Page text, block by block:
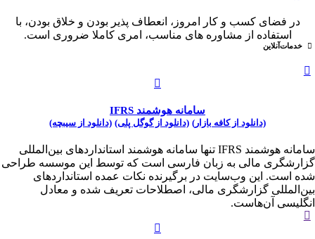
در فضای کسب و کار امروز، انعطاف پذیر بودن و خلاق بودن، با
استفاده از مشاوره های مناسب، امری کاملا ضروری است.
خدمات‌آنلاین
سامانه هوشمند IFRS
(دانلود از کافه بازار) (دانلود از گوگل پلی) (دانلود از سیبچه)
سامانه هوشمند IFRS تنها سامانه هوشمند استاندارد‌های بین‌المللی
گزارشگری مالی به زبان فارسی است که توسط این موسسه طراحی
شده است. این وب‌سایت در برگیرنده نکات عمده استاندارد‌های
بین‌المللی گزارشگری مالی، اصطلاحات تعریف شده و معادل
انگلیسی آن‌هاست.